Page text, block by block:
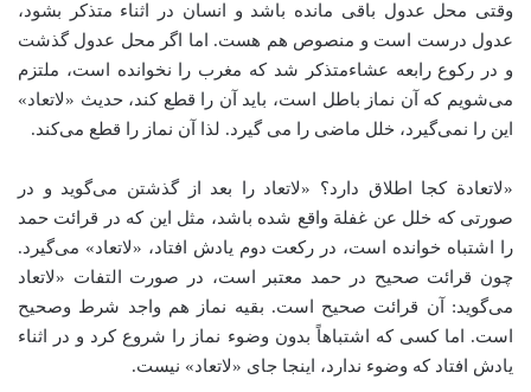
وقتی محل عدول باقی مانده باشد و انسان در اثناء متذکر بشود،
عدول درست است و منصوص هم هست. اما اگر محل عدول گذشت
و در رکوع رابعه عشاء‌متذکر شد که مغرب را نخوانده است، ملتزم
می‌شویم که آن نماز باطل است، باید ‌آن را قطع کند، حدیث «لاتعاد»
این را نمی‌گیرد، خلل ماضی را می گیرد. لذا آن نماز را قطع می‌کند.
«لاتعادة کجا اطلاق دارد؟ «لاتعاد را بعد از گذشتن می‌گوید و در
صورتی که خلل عن غفلة واقع شده باشد، مثل این که در قرائت حمد
را اشتباه خوانده است، در رکعت دوم یادش افتاد، «لاتعاد» می‌گیرد.
چون قرائت صحیح در حمد معتبر است، در صورت التفات «لاتعاد
می‌گوید: آن قرائت صحیح است. بقیه نماز هم واجد شرط وصحیح
است. اما کسی که اشتباهاً بدون وضوء نماز را شروع کرد و در اثناء
یادش افتاد که وضوء ندارد، اینجا جای «لاتعاد» نیست.